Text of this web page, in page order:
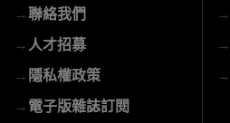
→聯絡我們
→ 人才招募
→隱私權政策
→電子版雜誌訂閱
→
→
→